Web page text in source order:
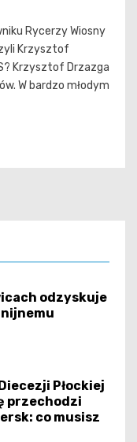
Rycerzy Wiosny
Krzysztof
Krzysztof Drzazga
W bardzo młodym
odzyskuje
Płockiej
przechodzi
co musisz